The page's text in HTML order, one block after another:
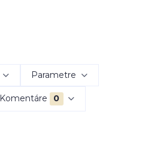
Parametre
Komentáre 0